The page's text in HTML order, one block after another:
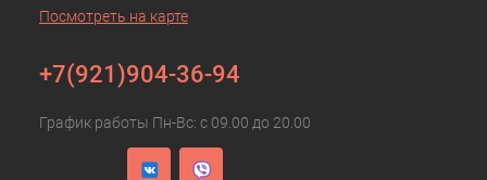
Посмотреть на карте
+7(921)904-36-94
График работы Пн-Вс: с 09.00 до 20.00